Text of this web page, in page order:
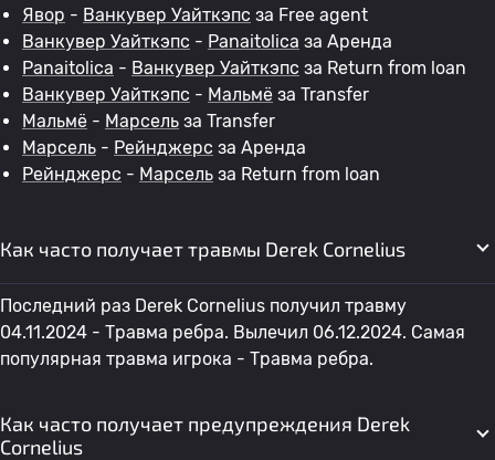
Явор - Ванкувер Уайткэпс за Free agent
Ванкувер Уайткэпс - Panaitolica за Аренда
Panaitolica - Ванкувер Уайткэпс за Return from loan
Ванкувер Уайткэпс - Мальмё за Transfer
Мальмё - Марсель за Transfer
Марсель - Рейнджерс за Аренда
Рейнджерс - Марсель за Return from loan
Как часто получает травмы Derek Cornelius
Последний раз Derek Cornelius получил травму
04.11.2024 - Травма ребра. Вылечил 06.12.2024. Самая
популярная травма игрока - Травма ребра.
Как часто получает предупреждения Derek
Cornelius